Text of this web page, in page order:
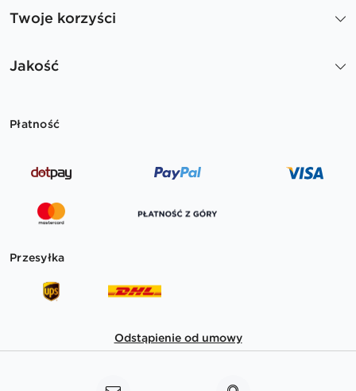
Twoje korzyści
Jakość
Płatność
Przesyłka
Odstąpienie od umowy